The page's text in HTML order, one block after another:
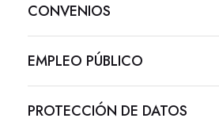
CONVENIOS
EMPLEO PÚBLICO
PROTECCIÓN DE DATOS